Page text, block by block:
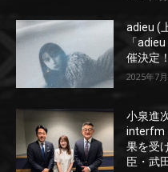
adieu (
「
催決定！
2025年7
小泉進
interfm
果を受
臣・武